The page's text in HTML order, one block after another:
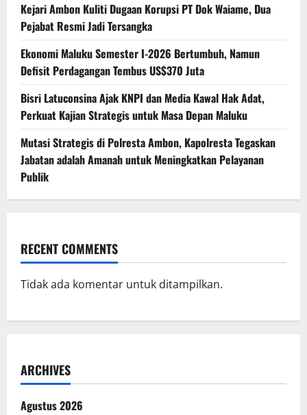
Kejari Ambon Kuliti Dugaan Korupsi PT Dok Waiame, Dua
Pejabat Resmi Jadi Tersangka
Ekonomi Maluku Semester I-2026 Bertumbuh, Namun
Defisit Perdagangan Tembus US$370 Juta
Bisri Latuconsina Ajak KNPI dan Media Kawal Hak Adat,
Perkuat Kajian Strategis untuk Masa Depan Maluku
Mutasi Strategis di Polresta Ambon, Kapolresta Tegaskan
Jabatan adalah Amanah untuk Meningkatkan Pelayanan
Publik
RECENT COMMENTS
Tidak ada komentar untuk ditampilkan.
ARCHIVES
Agustus 2026